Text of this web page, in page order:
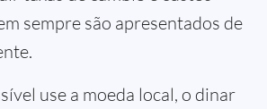
sempre são apresentados de
use a moeda local, o dinar